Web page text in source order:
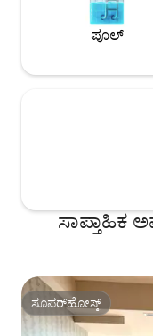
ಪೂಲ್
ಸಾಪ್ತಾಹಿಕ
ಸೂಪರ್‌ಹೋಸ್ಟ್
ಸೂಪರ್‌ಹೋಸ್ಟ್